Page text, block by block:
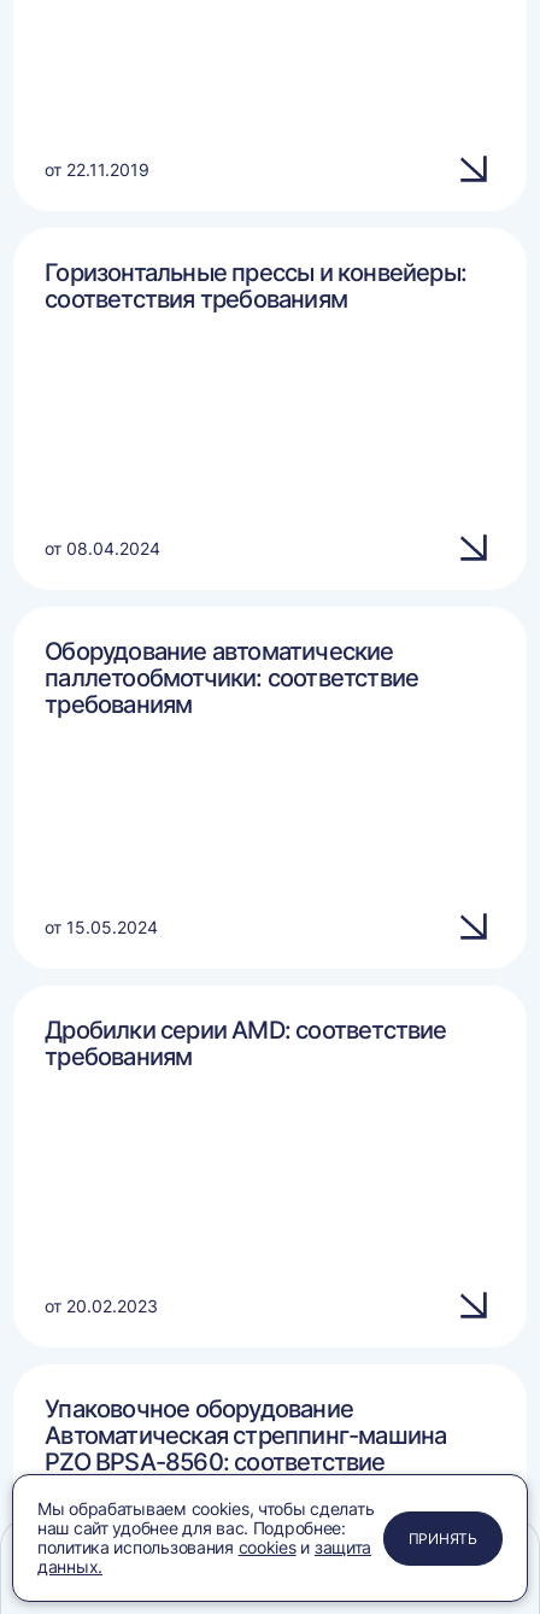
от 22.11.2019
Горизонтальные прессы и конвейеры:
соответствия требованиям
от 08.04.2024
Оборудование автоматические
паллетообмотчики: соответствие
требованиям
от 15.05.2024
Дробилки серии AMD: соответствие
требованиям
от 20.02.2023
Упаковочное оборудование
Автоматическая стреппинг-машина
PZO BPSA-8560: соответствие
ПРИМЕНИТЬ
ЗАКРЫТЬ
ЗАКРЫТЬ
ЗАКРЫТЬ
Мы обрабатываем cookies, чтобы сделать
наш сайт удобнее для вас. Подробнее:
политика использования cookiesи защита
данных.
ПРИНЯТЬ